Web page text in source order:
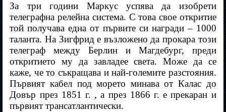
За три години Маркус успява да изобрети
телеграфна релейна система. С това свое откритие
той получава една от първите си награди – 1000
таланта. На Зигфрид е възложено да прокара този
телеграф между Берлин и Магдебург, преди
откритието му да завладее света. Може да се
каже, че то съкращава и най-големите разстояния.
Първият кабел под морето минава от Калас до
Довър през 1851 г. , а през 1866 г. е прекаран и
първият трансатлантически.